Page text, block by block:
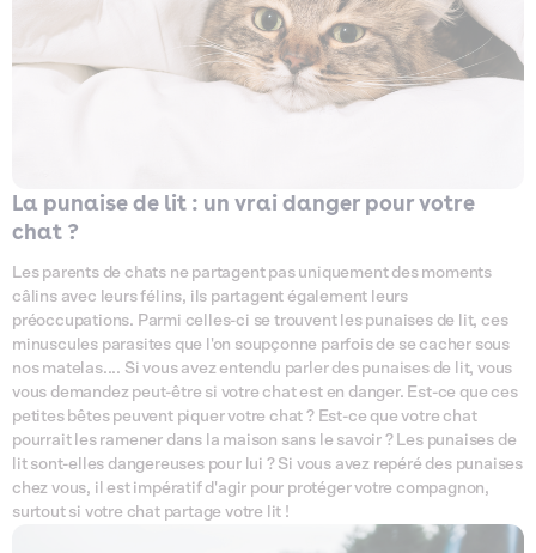
La punaise de lit : un vrai danger pour votre
chat ?
Les parents de chats ne partagent pas uniquement des moments
câlins avec leurs félins, ils partagent également leurs
préoccupations. Parmi celles-ci se trouvent les punaises de lit, ces
minuscules parasites que l'on soupçonne parfois de se cacher sous
nos matelas.... Si vous avez entendu parler des punaises de lit, vous
vous demandez peut-être si votre chat est en danger. Est-ce que ces
petites bêtes peuvent piquer votre chat ? Est-ce que votre chat
pourrait les ramener dans la maison sans le savoir ? Les punaises de
lit sont-elles dangereuses pour lui ? Si vous avez repéré des punaises
chez vous, il est impératif d'agir pour protéger votre compagnon,
surtout si votre chat partage votre lit !